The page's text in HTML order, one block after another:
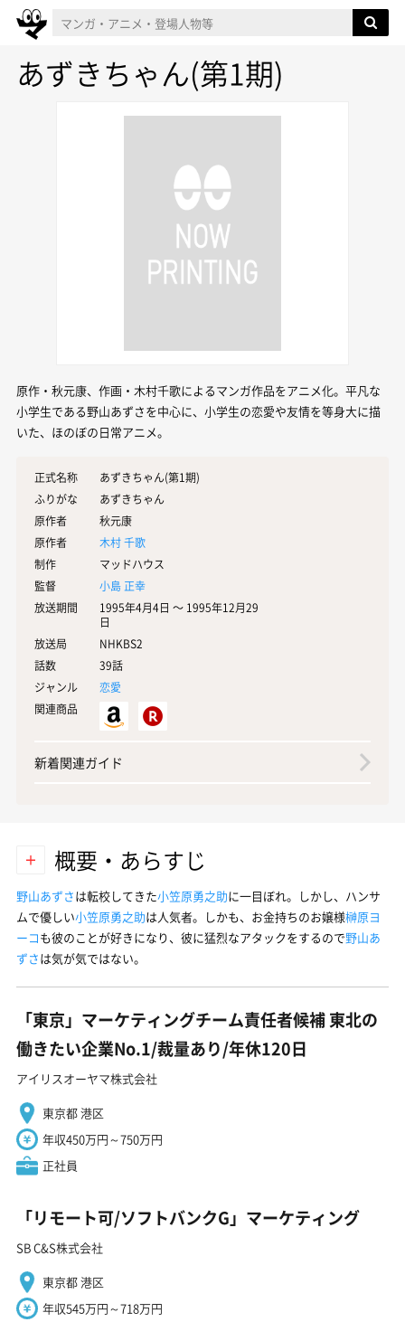
あずきちゃん(第1期)
原作・秋元康、作画・木村千歌によるマンガ作品をアニメ化。平凡な
小学生である野山あずさを中心に、小学生の恋愛や友情を等身大に描
いた、ほのぼの日常アニメ。
正式名称
あずきちゃん(第1期)
ふりがな
あずきちゃん
原作者
秋元康
原作者
木村 千歌
制作
マッドハウス
監督
小島 正幸
放送期間
1995年4月4日 〜 1995年12月29
日
放送局
NHKBS2
話数
39話
ジャンル
恋愛
関連商品
新着関連ガイド
概要・あらすじ
野山あずさは転校してきた小笠原勇之助に一目ぼれ。しかし、ハンサ
ムで優しい小笠原勇之助は人気者。しかも、お金持ちのお嬢様榊原ヨ
ーコも彼のことが好きになり、彼に猛烈なアタックをするので野山あ
ずさは気が気ではない。
「東京」マーケティングチーム責任者候補 東北の
働きたい企業No.1/裁量あり/年休120日
アイリスオーヤマ株式会社
東京都 港区
年収450万円～750万円
正社員
「リモート可/ソフトバンクG」マーケティング
SB C&S株式会社
東京都 港区
年収545万円～718万円